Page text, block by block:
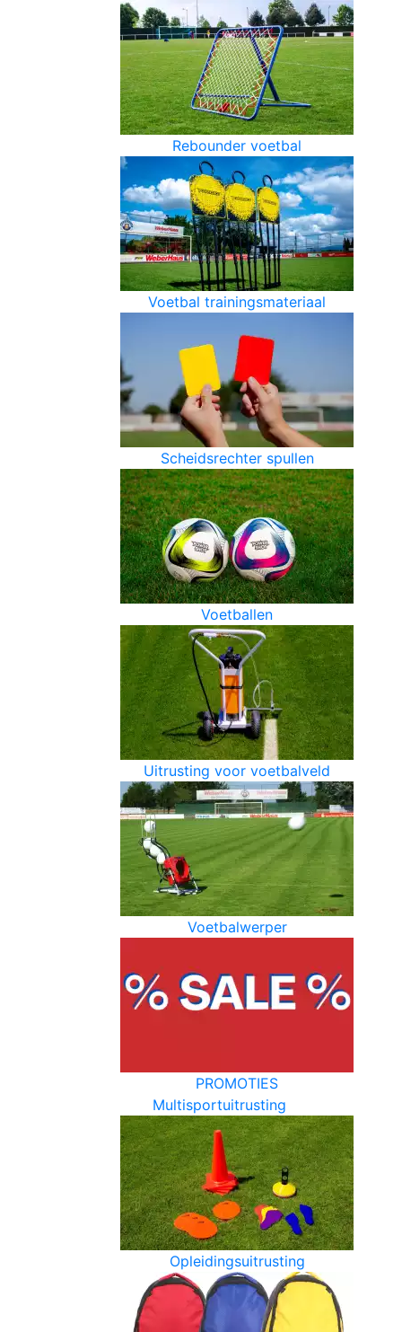
Rebounder voetbal
Voetbal trainingsmateriaal
Scheidsrechter spullen
Voetballen
Uitrusting voor voetbalveld
Voetbalwerper
PROMOTIES
Multisportuitrusting
Opleidingsuitrusting